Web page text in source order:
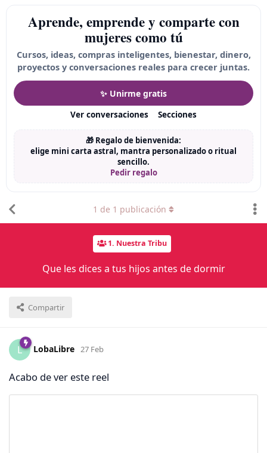
Aprende, emprende y comparte con
mujeres como tú
Cursos, ideas, compras inteligentes, bienestar, dinero,
proyectos y conversaciones reales para crecer juntas.
✨ Unirme gratis
Ver conversaciones Secciones
🎁 Regalo de bienvenida:
elige mini carta astral, mantra personalizado o ritual
sencillo.
Pedir regalo
1. Nuestra Tribu
Que les dices a tus hijos antes de dormir
Compartir
1 de 1 publicación
L LobaLibre 27 Feb
Acabo de ver este reel